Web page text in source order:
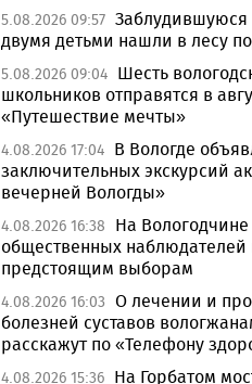
5.08.2026 09:57 Заблудившуюся
двумя детьми нашли в лесу
5.08.2026 09:04 Шесть
школьников отправятся в
«Путешествие мечты»
4.08.2026 17:04 В Вологде
заключительных экскурсий
вечерней Вологды»
4.08.2026 16:38
На Вологодчине
общественных наблюдателей
предстоящим выборам
4.08.2026 16:03 О лечении и
болезней суставов
расскажут по «Телефону
4.08.2026 15:36 На Горбатом